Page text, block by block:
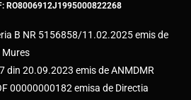
RO8006912J1995000822268
B NR 5156858/11.02.2025 emis de
Mures
din 20.09.2023 emis de ANMDMR
00000000182 emisa de Directia